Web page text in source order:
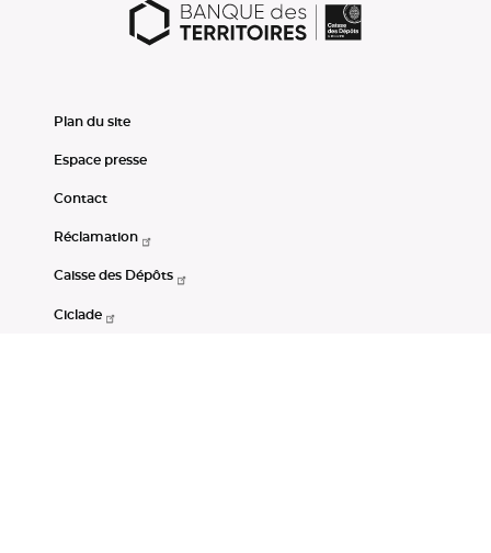
Plan du site
Espace presse
Contact
Réclamation
Caisse des Dépôts
Ciclade